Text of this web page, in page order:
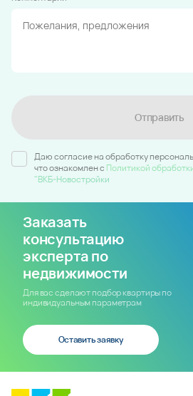
Отправить
Даю согласие на обработку
что ознакомлен c Политикой
"ВКБ-Новостройки
Заказать
консультацию
эксперта по
недвижимости
Для вас сделают подбор квартиры по
индивидуальным параметрам
Оставить заявку